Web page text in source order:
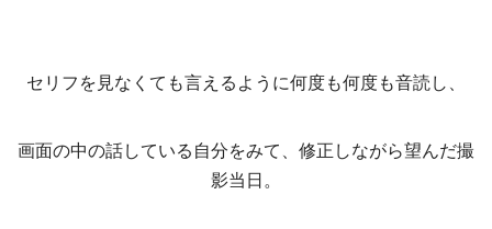
セリフを見なくても言えるように何度も何度も音読し、
画面の中の話している自分をみて、修正しながら望んだ撮
影当日。